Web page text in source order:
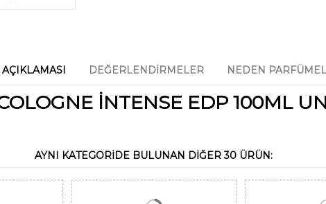
DEĞERLENDIRMELER NEDEN
İNTENSE EDP 100ML
AYNI KATEGORIDE BULUNAN DIĞER 30 ÜRÜN: